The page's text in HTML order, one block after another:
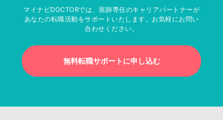
マイナビDOCTORでは、医師専任のキャリアパートナーが
あなたの転職活動をサポートいたします。お気軽にお問い
合わせください。
無料転職サポートに申し込む